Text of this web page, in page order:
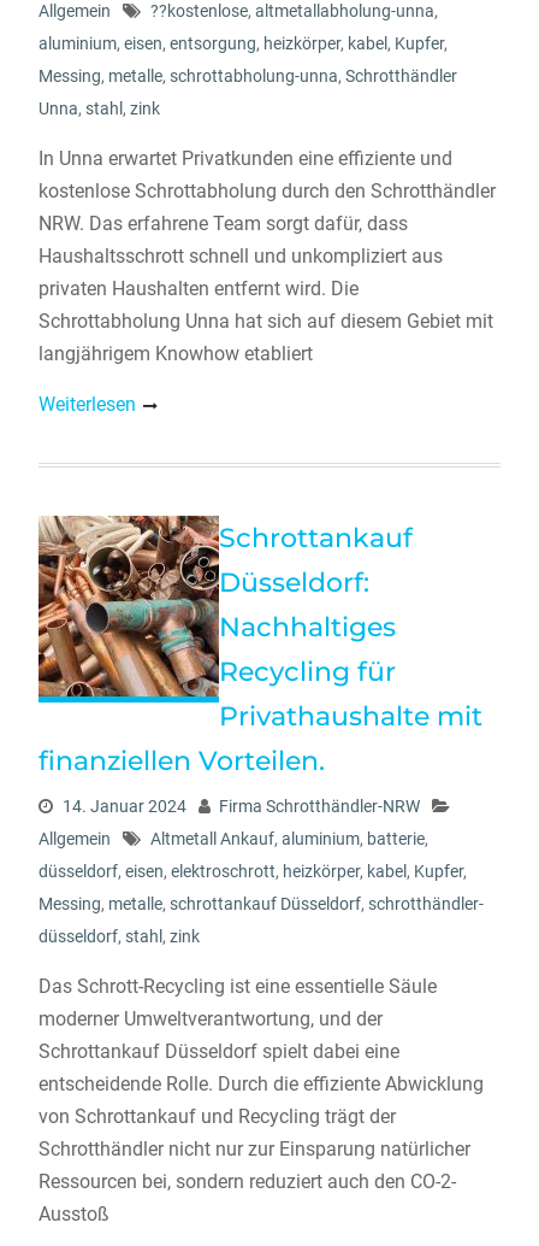
Allgemein
??kostenlose, altmetallabholung-unna,
aluminium, eisen, entsorgung, heizkörper, kabel , Kupfer,
Messing, metalle, schrottabholung-unna, Schrotthändler
Unna, stahl , zink
In Unna erwartet Privatkunden eine effiziente und
kostenlose Schrottabholung durch den Schrotthändler
NRW. Das erfahrene Team sorgt dafür, dass
Haushaltsschrott schnell und unkompliziert aus
privaten Haushalten entfernt wird. Die
Schrottabholung Unna hat sich auf diesem Gebiet mit
langjährigem Knowhow etabliert
Weiterlesen
Schrottankauf
Düsseldorf:
Nachhaltiges
Recycling für
Privathaushalte mit
finanziellen Vorteilen.
14. Januar 2024
Firma Schrotthändler-NRW
Allgemein
Altmetall Ankauf, aluminium, batterie,
düsseldorf, eisen, elektroschrott, heizkörper, kabel , Kupfer,
Messing, metalle, schrottankauf Düsseldorf, schrotthändler-
düsseldorf, stahl , zink
Das Schrott-Recycling ist eine essentielle Säule
moderner Umweltverantwortung, und der
Schrottankauf Düsseldorf spielt dabei eine
entscheidende Rolle. Durch die effiziente Abwicklung
von Schrottankauf und Recycling trägt der
Schrotthändler nicht nur zur Einsparung natürlicher
Ressourcen bei, sondern reduziert auch den CO-2-
Ausstoß